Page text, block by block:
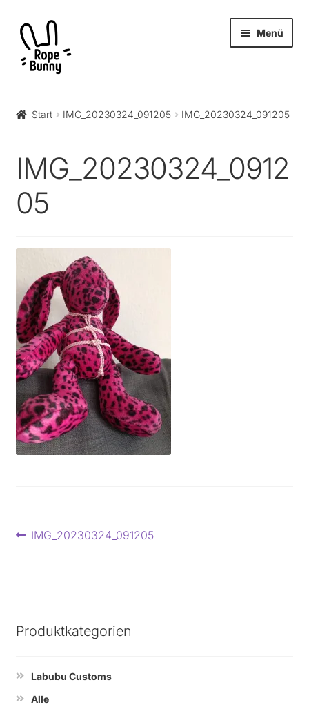
Zur
Navigation
springen
Zum
Inhalt
springen
Menü
öffnen
Museum
Journal
Start IMG_20230324_091205 IMG_20230324_091205
IMG_20230324_0912
05
Beitragsnavigation
Vorheriger
IMG_20230324_091205
Produktkategorien
Labubu Customs
Alle